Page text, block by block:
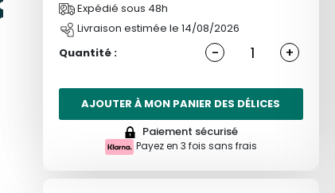
Expédié sous 48h
Livraison estimée le 14/08/2026
Quantité :
- +
AJOUTER À MON PANIER DES DÉLICES
Paiement sécurisé
Payez en 3 fois sans frais